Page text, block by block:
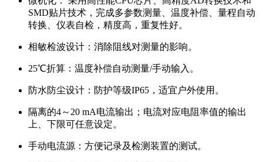
SMD贴片技术，完成多参数测量、温度补偿、量程自动
转换、仪表自检，精度高，重复性好。
相敏检波设计：消除阻线对测量的影响。
25℃折算：温度补偿自动测量/手动输入。
防水防尘设计：防护等级IP65，适宜户外使用。
隔离的4～20 mA电流输出；电流对应电阻率值的输出
上、下限可任意设定。
手动电流源：方便记录及检测装置的测试。